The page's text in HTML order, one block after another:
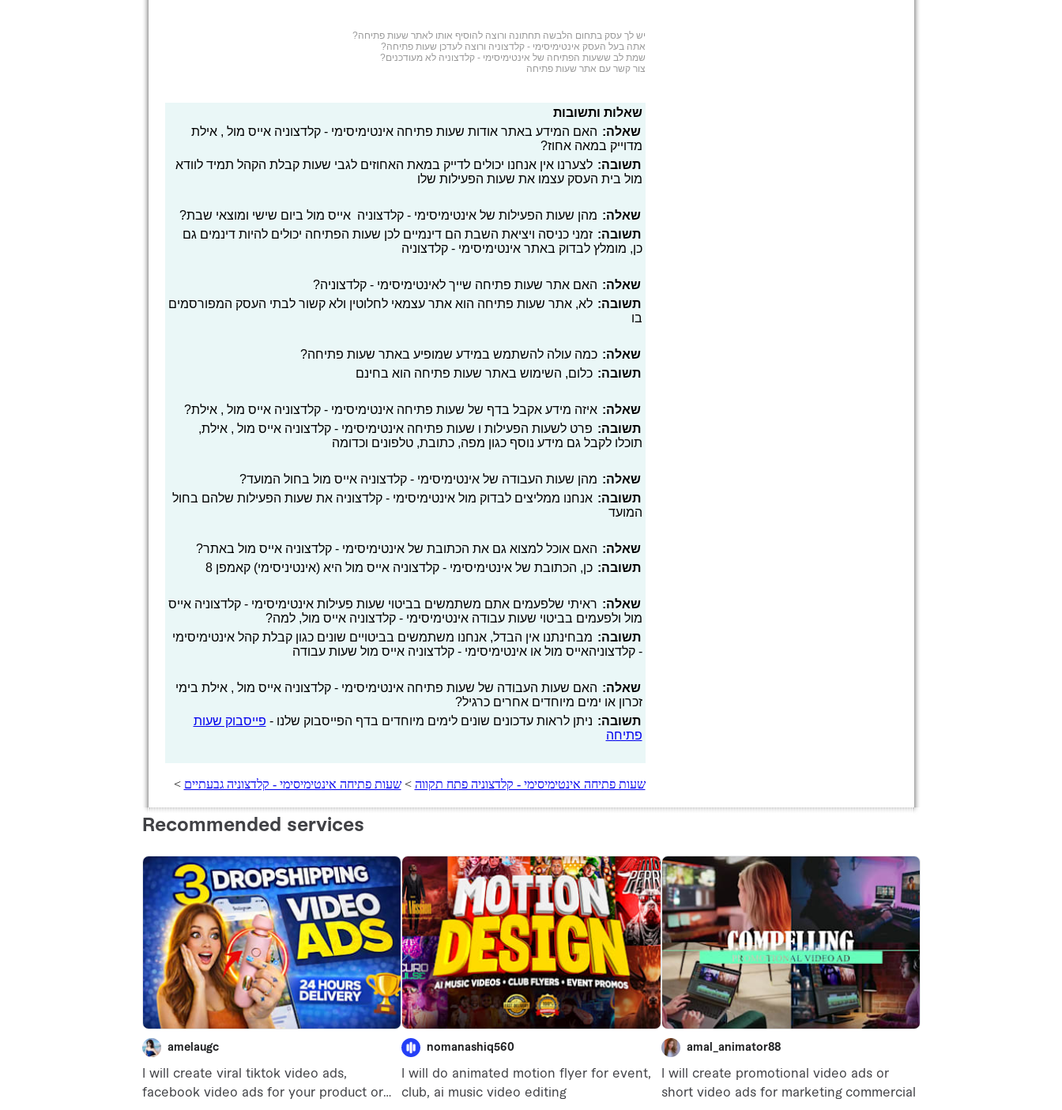
יש לך עסק בתחום הלבשה תחתונה ורוצה להוסיף אותו לאתר שעות פתיחה?
אתה בעל העסק אינטימיסימי - קלדצוניה ורוצה לעדכן שעות פתיחה?
שמת לב ששעות הפתיחה של אינטימיסימי - קלדצוניה לא מעודכנים?
צור קשר עם אתר שעות פתיחה
שאלות ותשובות
שאלה: האם המידע באתר אודות שעות פתיחה אינטימיסימי - קלדצוניה אייס מול , אילת
מדוייק במאה אחוז?
תשובה: לצערנו אין אנחנו יכולים לדייק במאת האחוזים לגבי שעות קבלת הקהל תמיד לוודא
מול בית העסק עצמו את שעות הפעילות שלו
שאלה: מהן שעות הפעילות של אינטימיסימי - קלדצוניה אייס מול ביום שישי ומוצאי שבת?
תשובה: זמני כניסה ויציאת השבת הם דינמיים לכן שעות הפתיחה יכולים להיות דינמים גם
כן, מומלץ לבדוק באתר אינטימיסימי - קלדצוניה
שאלה: האם אתר שעות פתיחה שייך לאינטימיסימי - קלדצוניה?
תשובה: לא, אתר שעות פתיחה הוא אתר עצמאי לחלוטין ולא קשור לבתי העסק המפורסמים
בו
שאלה: כמה עולה להשתמש במידע שמופיע באתר שעות פתיחה?
תשובה: כלום, השימוש באתר שעות פתיחה הוא בחינם
שאלה: איזה מידע אקבל בדף של שעות פתיחה אינטימיסימי - קלדצוניה אייס מול , אילת?
תשובה: פרט לשעות הפעילות ו שעות פתיחה אינטימיסימי - קלדצוניה אייס מול , אילת,
תוכלו לקבל גם מידע נוסף כגון מפה, כתובת, טלפונים וכדומה
שאלה: מהן שעות העבודה של אינטימיסימי - קלדצוניה אייס מול בחול המועד?
תשובה: אנחנו ממליצים לבדוק מול אינטימיסימי - קלדצוניה את שעות הפעילות שלהם בחול
המועד
שאלה: האם אוכל למצוא גם את הכתובת של אינטימיסימי - קלדצוניה אייס מול באתר?
תשובה: כן, הכתובת של אינטימיסימי - קלדצוניה אייס מול היא (אינטיניסימי) קאמפן 8
שאלה: ראיתי שלפעמים אתם משתמשים בביטוי שעות פעילות אינטימיסימי - קלדצוניה אייס
מול ולפעמים בביטוי שעות עבודה אינטימיסימי - קלדצוניה אייס מול, למה?
תשובה: מבחינתנו אין הבדל, אנחנו משתמשים בביטויים שונים כגון קבלת קהל אינטימיסימי
- קלדצוניהאייס מול או אינטימיסימי - קלדצוניה אייס מול שעות עבודה
שאלה: האם שעות העבודה של שעות פתיחה אינטימיסימי - קלדצוניה אייס מול , אילת בימי
זכרון או ימים מיוחדים אחרים כרגיל?
תשובה: ניתן לראות עדכונים שונים לימים מיוחדים בדף הפייסבוק שלנו - פייסבוק שעות
פתיחה
שעות פתיחה אינטימיסימי - קלדצוניה פתח תקווה >שעות פתיחה אינטימיסימי - קלדצוניה גבעתיים >